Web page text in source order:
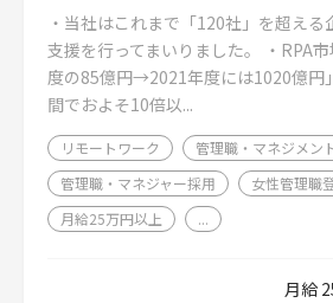
・当社はこれまで「120社」を超える
支援を行ってまいりました。 ・RPA
度の85億円→2021年度には1020億円
間でおよそ10倍以...
リモートワーク
管理職・マネジメン
管理職・マネジャー採用
女性管理職
月給25万円以上
...
月給